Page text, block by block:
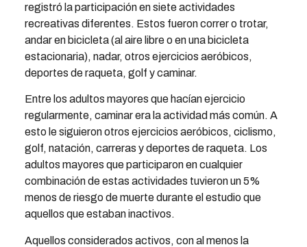
registró la participación en siete actividades
recreativas diferentes. Estos fueron correr o trotar,
andar en bicicleta (al aire libre o en una bicicleta
estacionaria), nadar, otros ejercicios aeróbicos,
deportes de raqueta, golf y caminar.
Entre los adultos mayores que hacían ejercicio
regularmente, caminar era la actividad más común. A
esto le siguieron otros ejercicios aeróbicos, ciclismo,
golf, natación, carreras y deportes de raqueta. Los
adultos mayores que participaron en cualquier
combinación de estas actividades tuvieron un 5%
menos de riesgo de muerte durante el estudio que
aquellos que estaban inactivos.
Aquellos considerados activos, con al menos la